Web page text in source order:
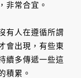
非常合宜。
有人在遵循所謂
會出現，有些東
續多傳遞一些這
積累。